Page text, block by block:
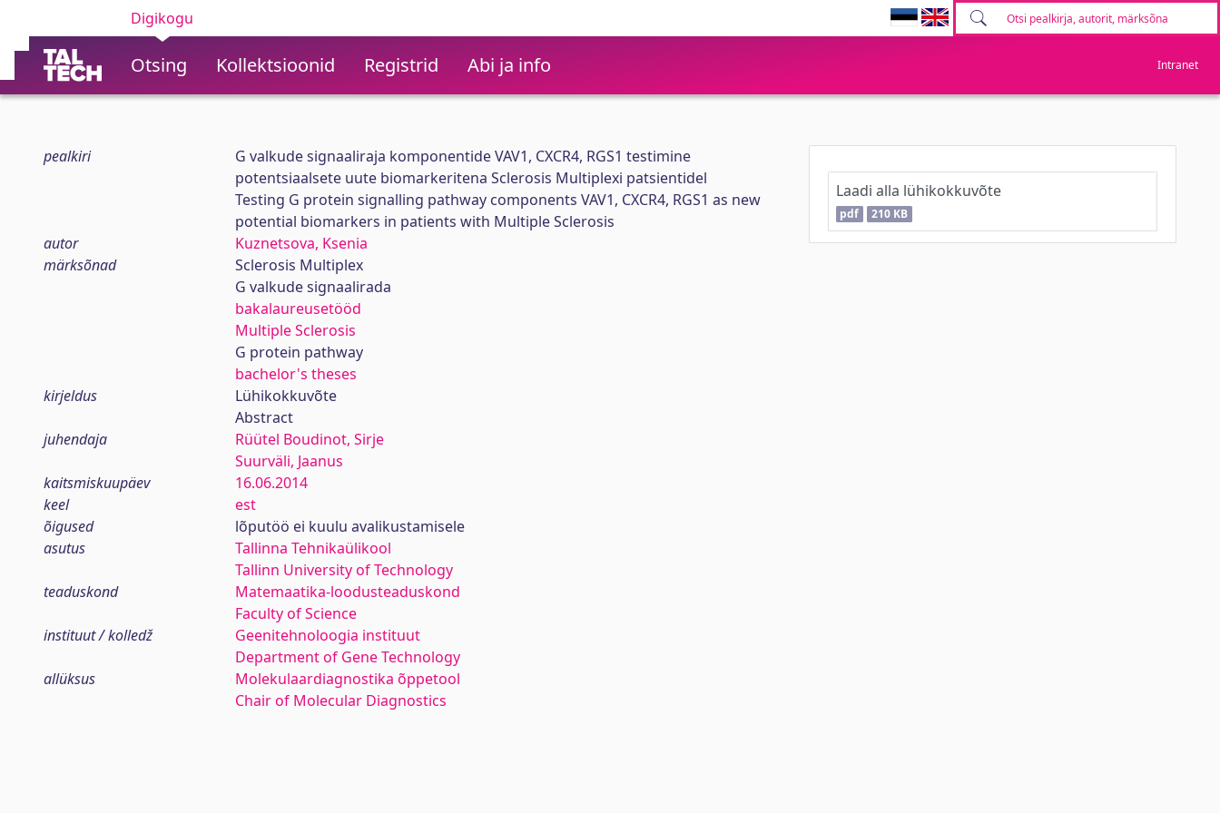
Digikogu
Otsing Kollektsioonid Registrid Abi ja info Intranet
pealkiri
G valkude signaaliraja komponentide VAV1, CXCR4, RGS1 testimine
potentsiaalsete uute biomarkeritena Sclerosis Multiplexi patsientidel
Testing G protein signalling pathway components VAV1, CXCR4, RGS1 as new
potential biomarkers in patients with Multiple Sclerosis
autor
Kuznetsova, Ksenia
märksõnad
Sclerosis Multiplex
G valkude signaalirada
bakalaureusetööd
Multiple Sclerosis
G protein pathway
bachelor's theses
kirjeldus
Lühikokkuvõte
Abstract
juhendaja
Rüütel Boudinot, Sirje
Suurväli, Jaanus
kaitsmiskuupäev
16.06.2014
keel
est
õigused
lõputöö ei kuulu avalikustamisele
asutus
Tallinna Tehnikaülikool
Tallinn University of Technology
teaduskond
Matemaatika-loodusteaduskond
Faculty of Science
instituut / kolledž
Geenitehnoloogia instituut
Department of Gene Technology
allüksus
Molekulaardiagnostika õppetool
Chair of Molecular Diagnostics
Laadi alla lühikokkuvõte
pdf 210 KB